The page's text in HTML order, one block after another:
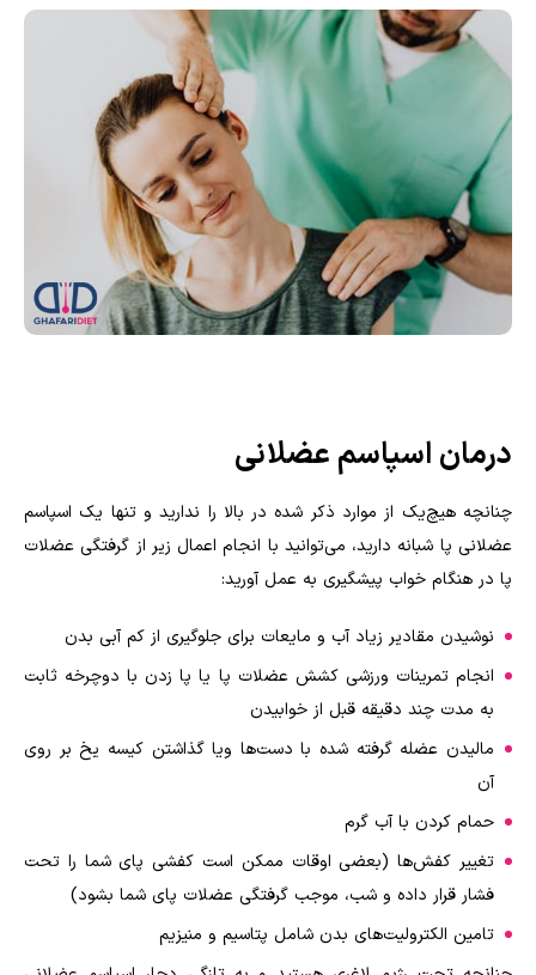
درمان اسپاسم عضلانی
چنانچه هیچ‌یک از موارد ذکر شده در بالا را ندارید و تنها یک اسپاسم
عضلانی پا شبانه دارید، می‌توانید با انجام اعمال زیر از گرفتگی عضلات
پا در هنگام خواب پیشگیری به عمل آورید:
نوشیدن مقادیر زیاد آب و مایعات برای جلوگیری از کم آبی بدن
انجام تمرینات ورزشی کشش عضلات پا یا پا زدن با دوچرخه ثابت
به مدت چند دقیقه قبل از خوابیدن
مالیدن عضله گرفته شده با دست‌ها ویا گذاشتن کیسه یخ بر روی
آن
حمام کردن با آب گرم
تغییر کفش‌ها (بعضی اوقات ممکن است کفشی پای شما را تحت
فشار قرار داده و شب، موجب گرفتگی عضلات پای شما بشود)
تامین الکترولیت‌های بدن شامل پتاسیم و منیزیم